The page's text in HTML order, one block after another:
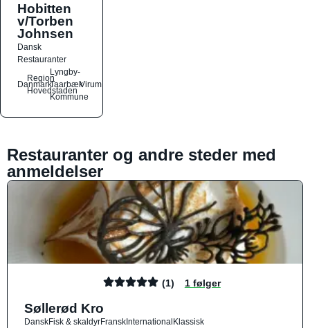
Hobitten
v/Torben
Johnsen
Dansk
Restauranter
Danmark
Region
Hovedstaden
Lyngby-
Taarbæk
Kommune
Virum
Restauranter og andre steder med
anmeldelser
(1) 1 følger
Søllerød Kro
DanskFisk & skaldyrFranskInternationalKlassisk